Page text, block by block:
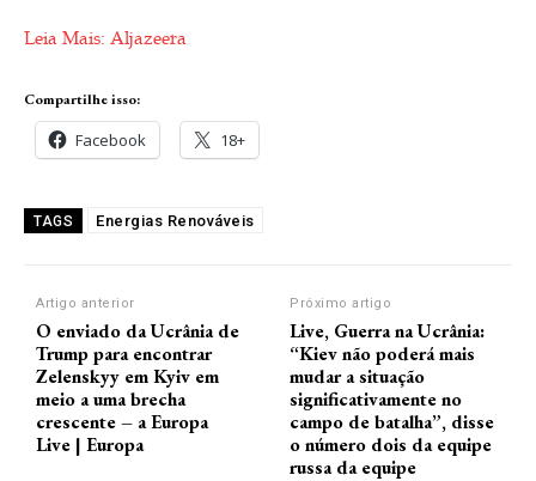
Leia Mais: Aljazeera
Compartilhe isso:
Facebook 18+
TAGS Energias Renováveis
Artigo anterior
O enviado da Ucrânia de
Trump para encontrar
Zelenskyy em Kyiv em
meio a uma brecha
crescente – a Europa
Live | Europa
Próximo artigo
Live, Guerra na Ucrânia:
“Kiev não poderá mais
mudar a situação
significativamente no
campo de batalha”, disse
o número dois da equipe
russa da equipe